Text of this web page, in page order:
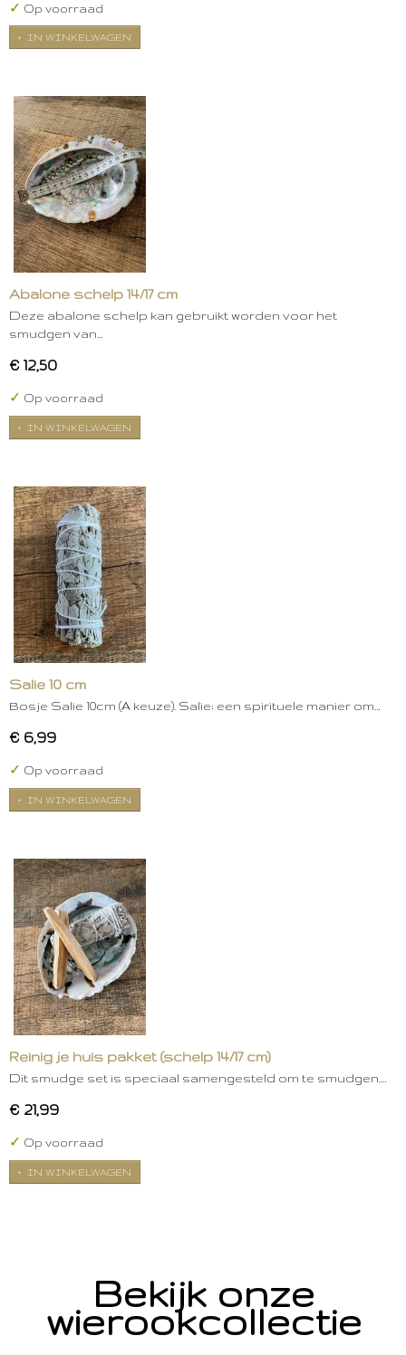
✓ Op voorraad
IN WINKELWAGEN
Abalone schelp 14/17 cm
Deze abalone schelp kan gebruikt worden voor het
smudgen van…
€ 12,50
✓ Op voorraad
IN WINKELWAGEN
Salie 10 cm
Bosje Salie 10cm (A keuze). Salie: een spirituele manier om…
€ 6,99
✓ Op voorraad
IN WINKELWAGEN
Reinig je huis pakket (schelp 14/17 cm)
Dit smudge set is speciaal samengesteld om te smudgen.…
€ 21,99
✓ Op voorraad
IN WINKELWAGEN
Bekijk onze
wierookcollectie